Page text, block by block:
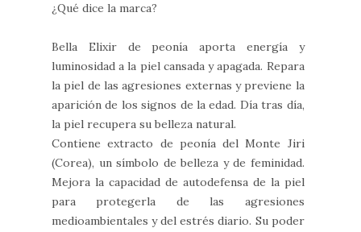
¿Qué dice la marca?
Bella Elixir de peonía aporta energía y
luminosidad a la piel cansada y apagada. Repara
la piel de las agresiones externas y previene la
aparición de los signos de la edad. Día tras día,
la piel recupera su belleza natural.
Contiene extracto de peonía del Monte Jiri
(Corea), un símbolo de belleza y de feminidad.
Mejora la capacidad de autodefensa de la piel
para protegerla de las agresiones
medioambientales y del estrés diario. Su poder